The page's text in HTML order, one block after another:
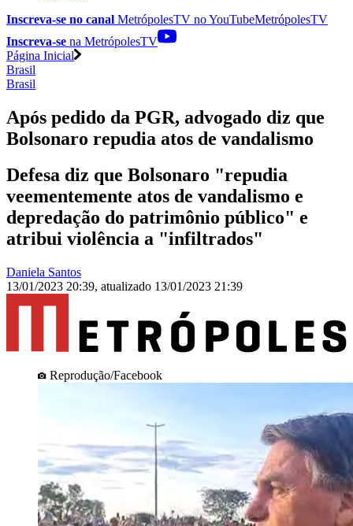
Inscreva-se no canal MetrópolesTV noYouTubeMetrópolesTV
Inscreva-se na MetrópolesTV
Página Inicial
Brasil
Brasil
Após pedido da PGR, advogado diz que
Bolsonaro repudia atos de vandalismo
Defesa diz que Bolsonaro "repudia
veementemente atos de vandalismo e
depredação do patrimônio público" e
atribui violência a "infiltrados"
Daniela Santos
13/01/2023 20:39, atualizado 13/01/2023 21:39
Reprodução/Facebook